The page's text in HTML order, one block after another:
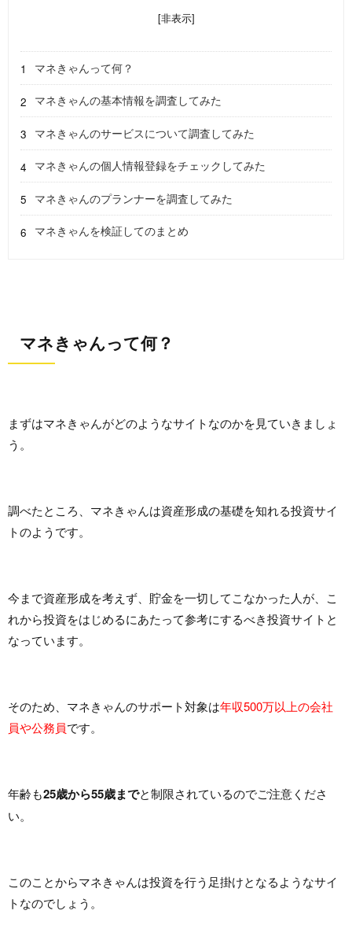
[非表示]
マネきゃんって何？
マネきゃんの基本情報を調査してみた
マネきゃんのサービスについて調査してみた
マネきゃんの個人情報登録をチェックしてみた
マネきゃんのプランナーを調査してみた
マネきゃんを検証してのまとめ
マネきゃんって何？
まずはマネきゃんがどのようなサイトなのかを見ていきましょ
う。
調べたところ、マネきゃんは資産形成の基礎を知れる投資サイ
トのようです。
今まで資産形成を考えず、貯金を一切してこなかった人が、こ
れから投資をはじめるにあたって参考にするべき投資サイトと
なっています。
そのため、マネきゃんのサポート対象は年収500万以上の会社
員や公務員です。
年齢も25歳から55歳までと制限されているのでご注意くださ
い。
このことからマネきゃんは投資を行う足掛けとなるようなサイ
トなのでしょう。